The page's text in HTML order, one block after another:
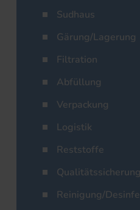
Sudhaus
Gärung/Lagerung
Filtration
Abfüllung
Verpackung
Logistik
Reststoffe
Qualitätssicherung
Reinigung/